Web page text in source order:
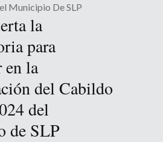
Municipio De SLP
la
para
la
del Cabildo
del
de SLP